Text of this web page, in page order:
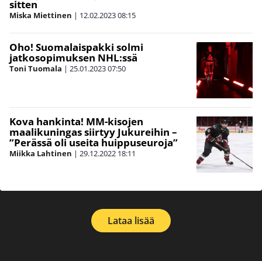
sitten
Miska Miettinen | 12.02.202308:15
Oho! Suomalaispakki solmi
jatkosopimuksen NHL:ssä
Toni Tuomala | 25.01.202307:50
Kova hankinta! MM-kisojen
maalikuningas siirtyy Jukureihin –
”Perässä oli useita huippuseuroja”
Miikka Lahtinen | 29.12.2022 18:11
Lataa lisää